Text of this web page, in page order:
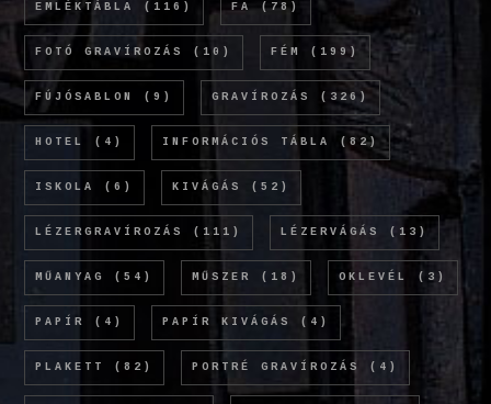
EMLÉKTÁBLA (116) FA (78)
FOTÓ GRAVÍROZÁS (10) FÉM (199)
FÚJÓSABLON (9) GRAVÍROZÁS (326)
HOTEL (4) INFORMÁCIÓS TÁBLA (82)
ISKOLA (6) KIVÁGÁS (52)
LÉZERGRAVÍROZÁS (111) LÉZERVÁGÁS (13)
MŰANYAG (54) MŰSZER (18) OKLEVÉL (3)
PAPÍR (4) PAPÍR KIVÁGÁS (4)
PLAKETT (82) PORTRÉ GRAVÍROZÁS (4)